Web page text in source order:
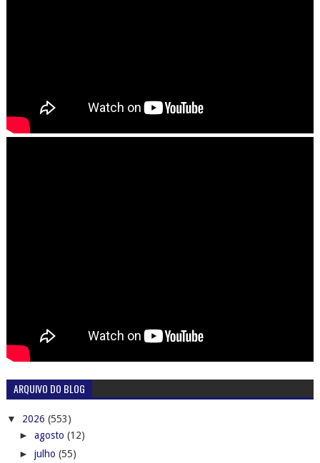
ARQUIVO DO BLOG
▼ 2026 (553)
► agosto (12)
► julho (55)